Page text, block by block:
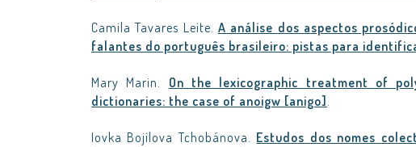
Camila Tavares Leite. A análise dos aspectos
falantes do português brasileiro: pistas para
Mary Marin. On the lexicographic treatment of
dictionaries: the case of anoigw [anigo].
Iovka Bojílova Tchobánova. Estudos dos nomes